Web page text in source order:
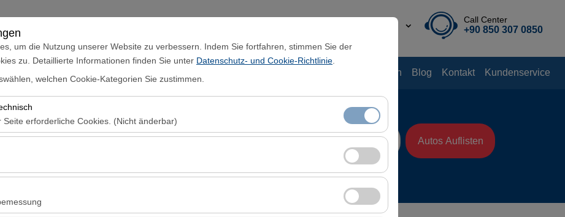
um die Nutzung unserer Website zu verbessern. Indem Sie fortfahren, stimmen Sie der
zu. Detaillierte Informationen finden Sie unter Datenschutz- und Cookie-Richtlinie
welchen Cookie-Kategorien Sie zustimmen.
Seite erforderliche Cookies. (Nicht änderbar)
das ordnungsgemäße Funktionieren der Website, die Sicherheit, die Sitzungsverwaltung
erforderlich. Sie können nicht deaktiviert werden.
es uns, zu analysieren, wie unsere Website genutzt wird (Besucherzahl, meistbesuchte
Diese Daten werden verwendet, um die Leistung der Website zu messen und die
zu verbessern.
Call Center
+90 850 307 0850
Verleih-Leitfaden Blog Kontakt Kundenservice
Autos Auflisten